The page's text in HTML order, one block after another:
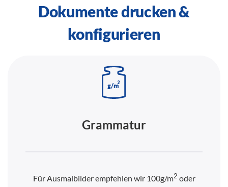
Dokumente drucken &
konfigurieren
Grammatur
Für Ausmalbilder empfehlen wir 100g/m2 oder